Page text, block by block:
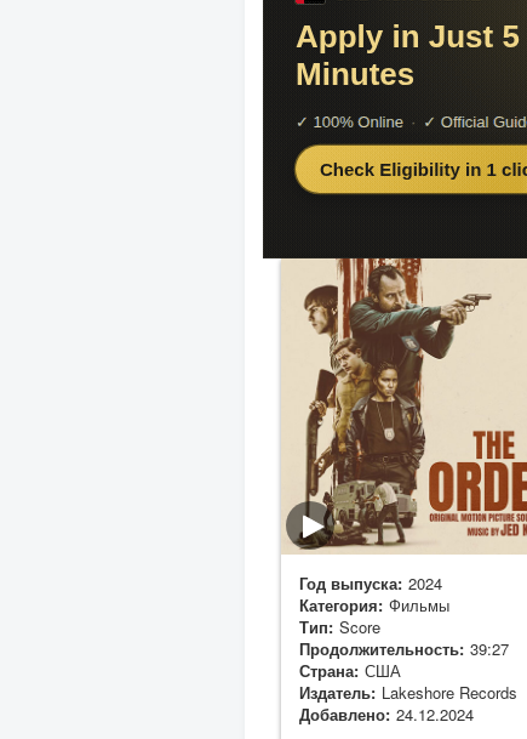
Год выпуска: 2024
Категория: Фильмы
Тип: Score
Продолжительность: 39:27
Страна: США
Издатель: Lakeshore Records
Добавлено: 24.12.2024